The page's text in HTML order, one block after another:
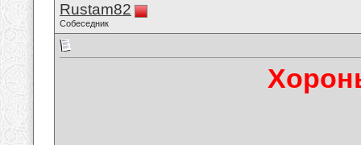
Rustam82
Собеседник